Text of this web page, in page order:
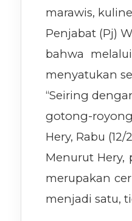
marawis,
Penjabat (Pj)
bahwa
menyatukan
“Seiring
gotong-
Hery, Rabu (12/
Menurut
merupakan
menjadi satu,